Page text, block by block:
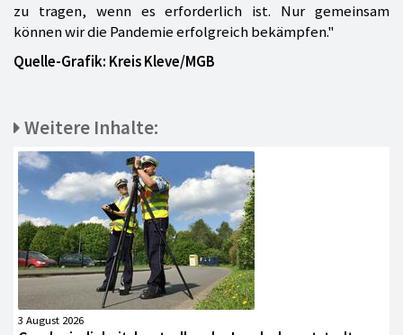
zu tragen, wenn es erforderlich ist. Nur gemeinsam
können wir die Pandemie erfolgreich bekämpfen."
Quelle-Grafik: Kreis Kleve/MGB
Weitere Inhalte:
3 August 2026